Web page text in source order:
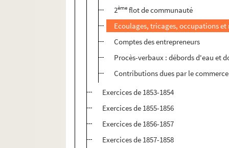
2ème flot de communauté
Ecoulages, tricages, occupations et
Comptes des entrepreneurs
Procès-verbaux : débords d'eau et
Contributions dues par le
Exercices de 1853-1854
Exercices de 1855-1856
Exercices de 1856-1857
Exercices de 1857-1858